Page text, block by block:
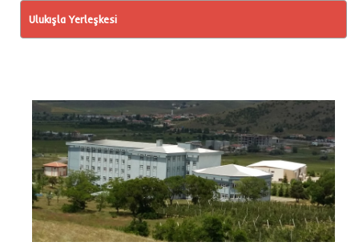
Ulukışla Yerleşkesi